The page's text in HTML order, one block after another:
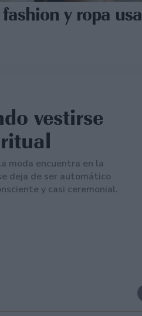
fashion y ropa
vestirse
moda encuentra en la
deja de ser automático
y casi ceremonial.